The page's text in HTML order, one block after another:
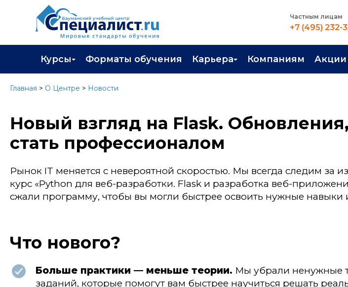
Частным лицам
+7 (495) 232-
Курсы
Каталог курсов
Профессиональная переподготовка
Экзамены вендоров
Подарить сертификат на обучение
Форматы обучения Карьера
Трудоустройство
Работа в Центре
Компаниям Акции
Главная > О Центре > Новости
Новый взгляд на Flask.
стать профессионалом
Рынок IT меняется с невероятной скоростью. Мы всегда следим
курс «Python для веб-разработки. Flask и разработка веб-
сжали программу, чтобы вы могли быстрее освоить нужные навыки
Что нового?
Больше практики — меньше теории. Мы убрали ненужные
заданий, которые помогут вам быстрее научиться решать